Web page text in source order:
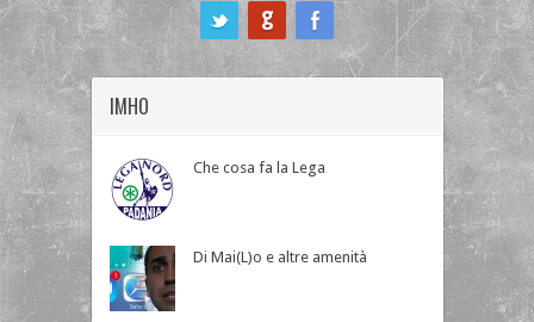
IMHO
Che cosa fa la Lega
Di Mai(L)o e altre amenità